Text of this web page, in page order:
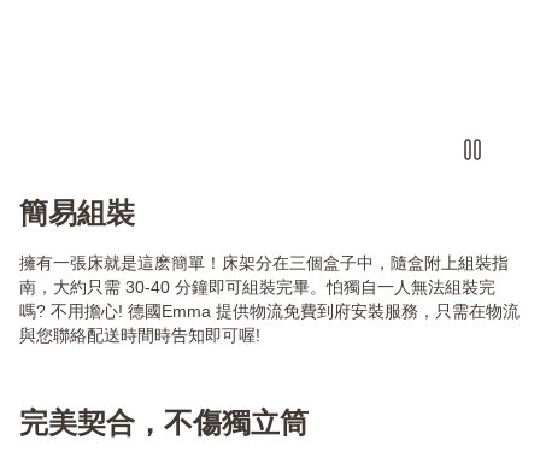
簡易組裝
擁有一張床就是這麽簡單！床架分在三個盒子中，隨盒附上組裝指
南，大約只需 30-40 分鐘即可組裝完畢。怕獨自一人無法組裝完
嗎? 不用擔心! 德國Emma 提供物流免費到府安裝服務，只需在物流
與您聯絡配送時間時告知即可喔!
完美契合，不傷獨立筒